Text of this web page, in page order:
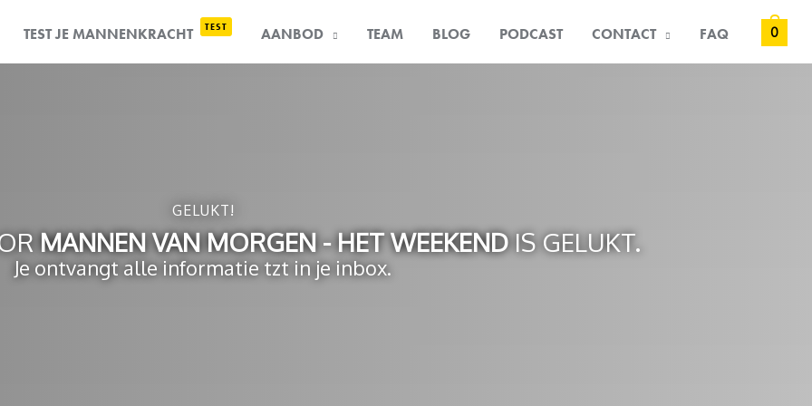
TEST JE MANNENKRACHT TEST AANBOD TEAM BLOG PODCAST CONTACT FAQ 0
GELUKT!
MANNEN VAN MORGEN - HET WEEKENDIS GELUKT.
Je ontvangt alle informatie tzt in je inbox.